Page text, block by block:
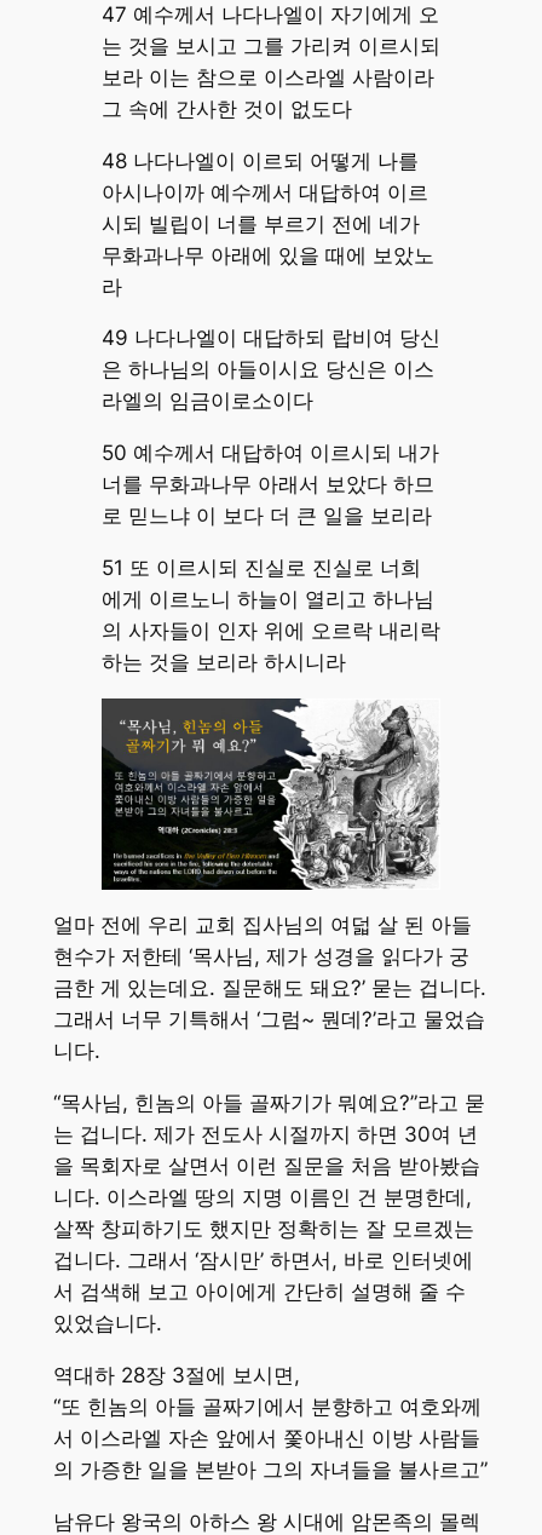
47 예수께서 나다나엘이 자기에게 오
는 것을 보시고 그를 가리켜 이르시되
보라 이는 참으로 이스라엘 사람이라
그 속에 간사한 것이 없도다
48 나다나엘이 이르되 어떻게 나를
아시나이까 예수께서 대답하여 이르
시되 빌립이 너를 부르기 전에 네가
무화과나무 아래에 있을 때에 보았노
라
49 나다나엘이 대답하되 랍비여 당신
은 하나님의 아들이시요 당신은 이스
라엘의 임금이로소이다
50 예수께서 대답하여 이르시되 내가
너를 무화과나무 아래서 보았다 하므
로 믿느냐 이 보다 더 큰 일을 보리라
51 또 이르시되 진실로 진실로 너희
에게 이르노니 하늘이 열리고 하나님
의 사자들이 인자 위에 오르락 내리락
하는 것을 보리라 하시니라
얼마 전에 우리 교회 집사님의 여덟 살 된 아들
현수가 저한테 ‘목사님, 제가 성경을 읽다가 궁
금한 게 있는데요. 질문해도 돼요?’ 묻는 겁니다.
그래서 너무 기특해서 ‘그럼~ 뭔데?’라고 물었습
니다.
“목사님, 힌놈의 아들 골짜기가 뭐예요?”라고 묻
는 겁니다. 제가 전도사 시절까지 하면 30여 년
을 목회자로 살면서 이런 질문을 처음 받아봤습
니다. 이스라엘 땅의 지명 이름인 건 분명한데,
살짝 창피하기도 했지만 정확히는 잘 모르겠는
겁니다. 그래서 ‘잠시만’ 하면서, 바로 인터넷에
서 검색해 보고 아이에게 간단히 설명해 줄 수
있었습니다.
역대하 28장 3절에 보시면,
“또 힌놈의 아들 골짜기에서 분향하고 여호와께
서 이스라엘 자손 앞에서 쫓아내신 이방 사람들
의 가증한 일을 본받아 그의 자녀들을 불사르고”
남유다 왕국의 아하스 왕 시대에 암몬족의 몰렉